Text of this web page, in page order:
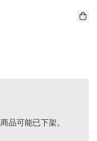
品可能已下架。